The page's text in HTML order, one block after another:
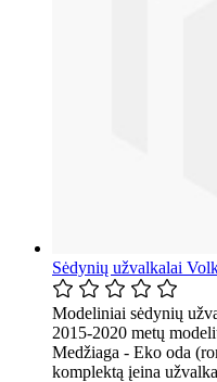
Sėdynių užvalkalai
Modeliniai sėdynių
2015-2020 metų
Medžiaga - Eko oda
komplektą įeina